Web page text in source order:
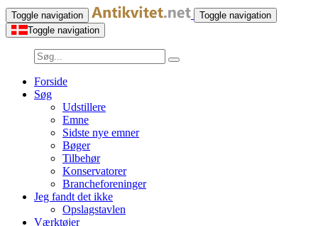
Toggle navigation
Toggle navigation
Toggle navigation
Forside
Søg
Udstillere
Emne
Sidste nye emner
Bøger
Tilbehør
Konservatorer
Brancheforeninger
Jeg fandt det ikke
Opslagstavlen
Værktøjer